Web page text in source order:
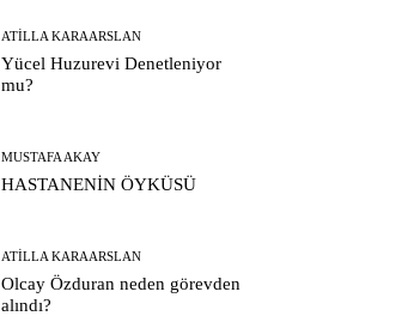
ATILLA KARAARSLAN
Yücel Huzurevi Denetleniyor
mu?
MUSTAFA AKAY
HASTANENİN ÖYKÜSÜ
ATILLA KARAARSLAN
Olcay Özduran neden görevden
alındı?